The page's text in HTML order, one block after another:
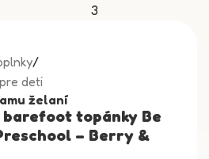
/
deti
želaní
barefoot topánky Be
– Berry &